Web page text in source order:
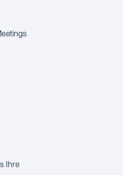
Ihre